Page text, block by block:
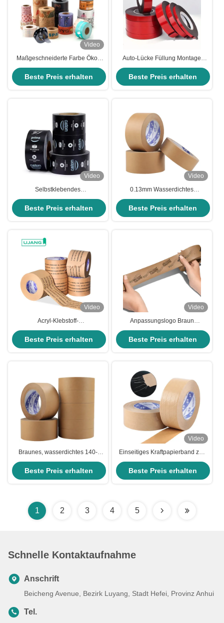
Video
Maßgeschneiderte Farbe Öko-
freundliche abbaubare Gummi 3
Zoll gedruckte Paket Kraftpapier
Klebeband mit Logo
Beste Preis erhalten
Auto-Lücke Füllung Montage
doppelseitiges Schaumband mit
weichem 2 Seitigen starken
Klebstoff
Beste Preis erhalten
Video
Selbstklebendes
Kraftpapierteppich mit Gummi für
nachhaltige
Verpackungslösungen
Beste Preis erhalten
Video
0.13mm Wasserdichtes
Kraftpapierband für
umweltfreundliche
Verpackungslösungen
Beste Preis erhalten
Video
Acryl-Klebstoff-
Glasfasergummipapierteppich für
umweltfreundliche Verpackungen
Beste Preis erhalten
Video
Anpassungslogo Braun
verstärktes Kraftpapierband für
professionelle wasserdichte
Dichtung
Beste Preis erhalten
Braunes, wasserdichtes 140-
Mikron-Druckband
Beste Preis erhalten
Video
Einseitiges Kraftpapierband zur
Verdichtung von Karton 130-
150um
Beste Preis erhalten
1 2 3 4 5
Schnelle Kontaktaufnahme
Anschrift
Beicheng Avenue, Bezirk Luyang, Stadt Hefei, Provinz Anhui
Tel.